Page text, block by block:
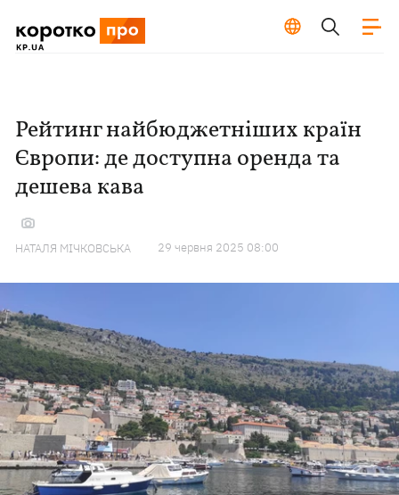
Рейтинг найбюджетніших країн
Європи: де доступна оренда та
дешева кава
НАТАЛЯ МІЧКОВСЬКА 29 червня 2025 08:00